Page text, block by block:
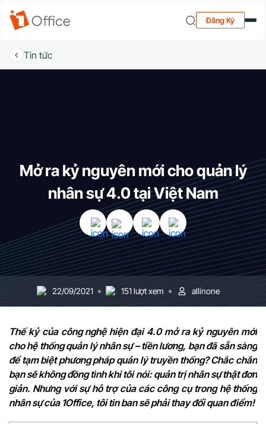
Đăng Ký
Tin tức
Mở ra kỷ nguyên mới cho quản lý
nhân sự 4.0 tại Việt Nam
22/09/2021 151 lượt xem allinone
Thế kỷ của công nghệ hiện đại 4.0 mở ra kỷ nguyên mới
cho hệ thống quản lý nhân sự – tiền lương, bạn đã sẵn sàng
để tạm biệt phương pháp quản lý truyền thống?Chắc chắn
bạn sẽ không đồng tình khi tôi nói: quản trị nhân sự thật đơn
giản. Nhưng với sự hỗ trợ của các công cụ trong hệ thống
nhân sự của 1Office, tôi tin ban sẽ phải thay đổi quan điểm!